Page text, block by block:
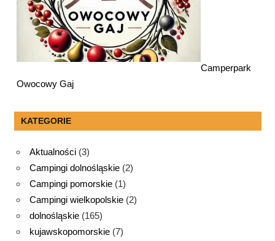
Camperpark
Owocowy Gaj
KATEGORIE
Aktualności (3)
Campingi dolnośląskie (2)
Campingi pomorskie (1)
Campingi wielkopolskie (2)
dolnośląskie (165)
kujawskopomorskie (7)